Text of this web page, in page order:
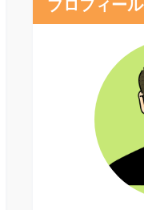
プロフィール